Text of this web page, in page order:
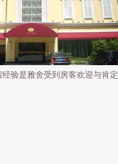
验是雅舍受到房客欢迎与肯定